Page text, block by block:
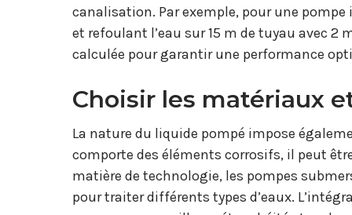
canalisation. Par exemple, pour une
et refoulant l’eau sur 15 m de tuyau avec 2
calculée pour garantir une performance
Choisir les matériaux
La nature du liquide pompé impose
comporte des éléments corrosifs, il peut
matière de technologie, les pompes
pour traiter différents types d’eaux.